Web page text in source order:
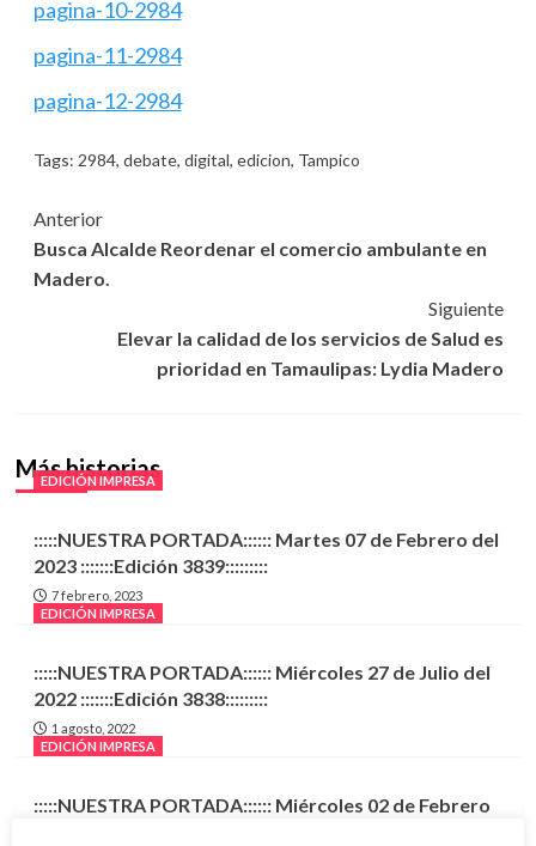
pagina-10-2984
pagina-11-2984
pagina-12-2984
Tags: 2984, debate, digital, edicion, Tampico
Navegación
de
entradas
Anterior
Busca Alcalde Reordenar el comercio ambulante en
Madero.
Siguiente
Elevar la calidad de los servicios de Salud es
prioridad en Tamaulipas: Lydia Madero
Más historias
EDICIÓN IMPRESA
:::::NUESTRA PORTADA:::::: Martes 07 de Febrero del
2023 :::::::Edición 3839:::::::::
7 febrero, 2023
EDICIÓN IMPRESA
:::::NUESTRA PORTADA:::::: Miércoles 27 de Julio del
2022 :::::::Edición 3838:::::::::
1 agosto, 2022
EDICIÓN IMPRESA
:::::NUESTRA PORTADA:::::: Miércoles 02 de Febrero